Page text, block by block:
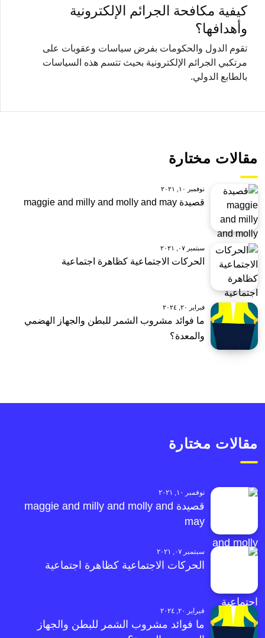
كيفية مكافحة الجرائم الإلكترونية
وأهدافها؟
تقوم الدول والحكومات بفرض سياسات وعقوبات على
مرتكبي الجرائم الإلكترونية بحيث تتسم هذه السياسات
بالطابع الدولي.
مقالات مختارة
نوفمبر ١٠, ٢٠٢١
قصيدة maggie and milly and molly and may
سبتمبر ٠٧, ٢٠٢١
الحركات الاجتماعية كظاهرة اجتماعية
فبراير ٢٠, ٢٠٢٤
ما فوائد مشروب الشمر للبطن والجهاز الهضمي
والمعدة؟
مقالات مختارة
نوفمبر ١٠, ٢٠٢١
قصيدة maggie and milly and molly and
may
سبتمبر ٠٧, ٢٠٢١
الحركات الاجتماعية كظاهرة اجتماعية
فبراير ٢٠, ٢٠٢٤
ما فوائد مشروب الشمر للبطن والجهاز